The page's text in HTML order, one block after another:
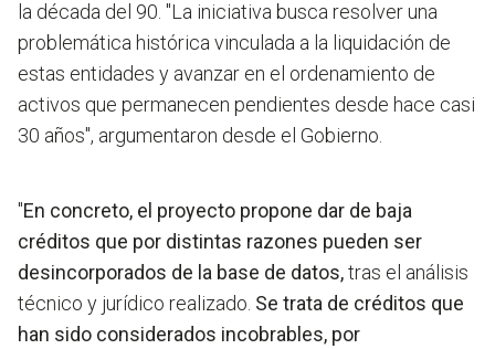
la década del 90. "La iniciativa busca resolver una
problemática histórica vinculada a la liquidación de
estas entidades y avanzar en el ordenamiento de
activos que permanecen pendientes desde hace casi
30 años", argumentaron desde el Gobierno.
"En concreto, el proyecto propone dar de baja
créditos que por distintas razones pueden ser
desincorporados de la base de datos,tras el análisis
técnico y jurídico realizado. Se trata de créditos que
han sido considerados incobrables, por